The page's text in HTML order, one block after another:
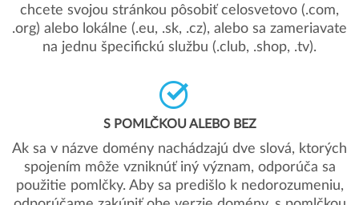
chcete svojou stránkou pôsobiť celosvetovo (.com,
.org) alebo lokálne (.eu, .sk, .cz), alebo sa zameriavate
na jednu špecifickú službu (.club, .shop, .tv).
S POMLČKOU ALEBO BEZ
Ak sa v názve domény nachádzajú dve slová, ktorých
spojením môže vzniknúť iný význam, odporúča sa
použitie pomlčky. Aby sa predišlo k nedorozumeniu,